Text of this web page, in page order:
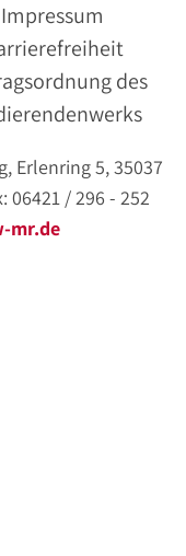
Impressum
des
Erlenring 5, 35037
06421 / 296 - 252
mr.de